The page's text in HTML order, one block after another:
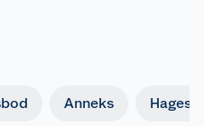
Anneks